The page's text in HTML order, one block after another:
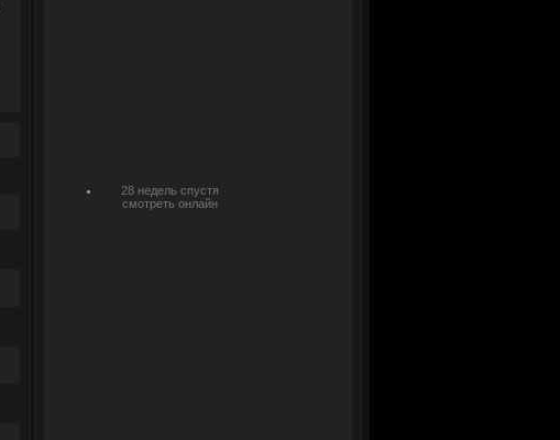
28 недель спустя
смотреть онлайн